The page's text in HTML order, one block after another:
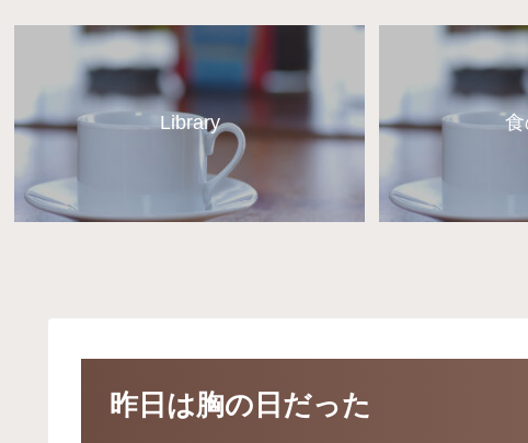
Library
昨日は胸の日だった